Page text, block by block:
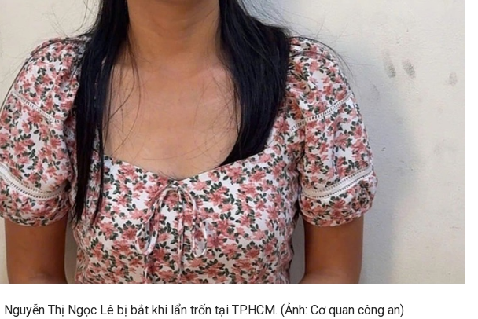
Nguyễn Thị Ngọc Lê bị bắt khi lẩn trốn tại TP.HCM. (Ảnh: Cơ quan công an)